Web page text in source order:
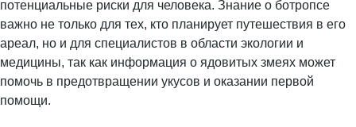
потенциальные риски для человека. Знание о ботропсе
важно не только для тех, кто планирует путешествия в его
ареал, но и для специалистов в области экологии и
медицины, так как информация о ядовитых змеях может
помочь в предотвращении укусов и оказании первой
помощи.